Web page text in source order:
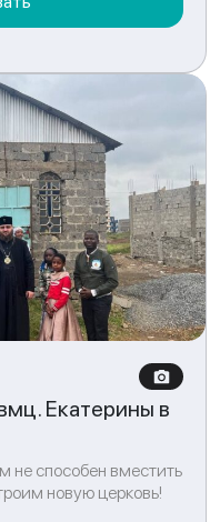
Екатерины в
не способен вместить
новую церковь!